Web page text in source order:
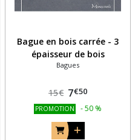
Bague en bois carrée - 3
épaisseur de bois
Bagues
15€ 7€50
PROMOTION -50 %